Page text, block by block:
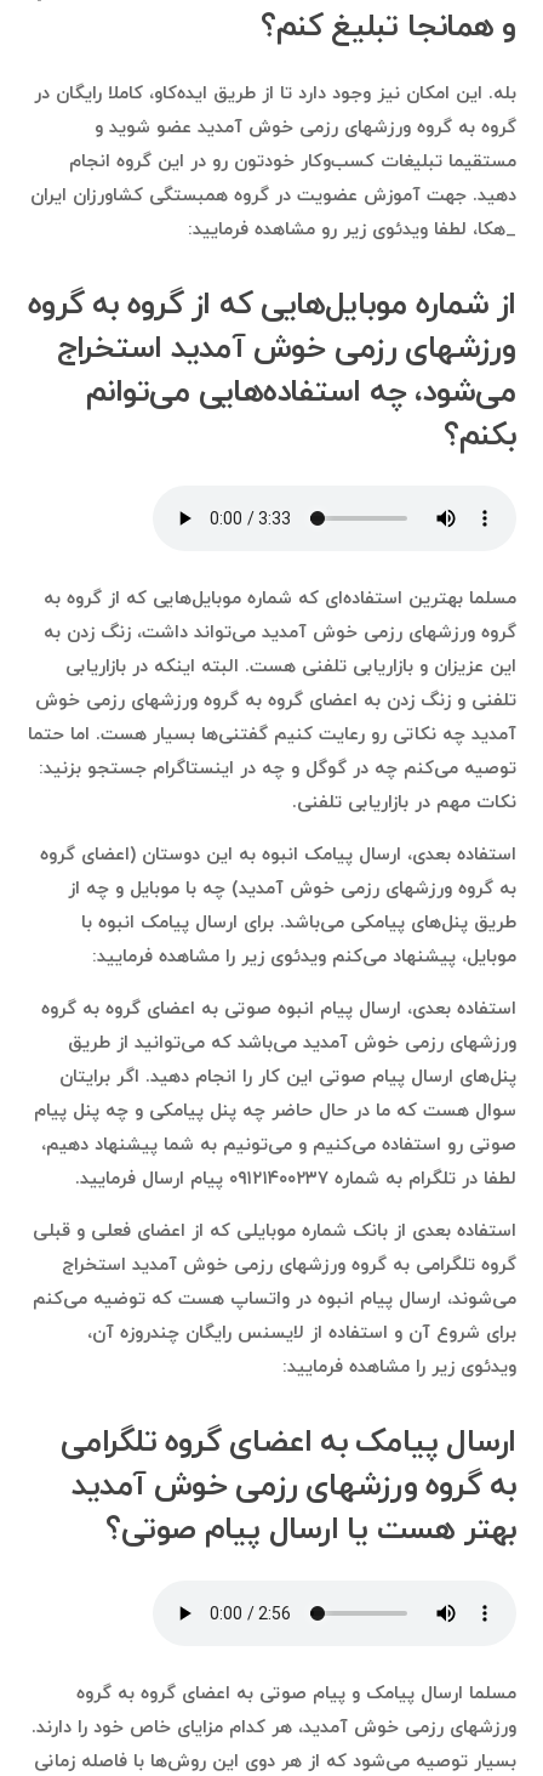
و همانجا تبلیغ کنم؟
بله. این امکان نیز وجود دارد تا از طریق ایده‌کاو، کاملا رایگان در
گروه به گروه ورزشهای رزمی خوش آمدید عضو شوید و
مستقیما تبلیغات کسب‌وکار خودتون رو در این گروه انجام
دهید. جهت آموزش عضویت در گروه همبستگی کشاورزان ایران
_هکا، لطفا ویدئوی زیر رو مشاهده فرمایید:
از شماره موبایل‌هایی که از گروه به گروه
ورزشهای رزمی خوش آمدید استخراج
می‌شود، چه استفاده‌هایی می‌توانم
بکنم؟
مسلما بهترین استفاده‌ای که شماره موبایل‌هایی که از گروه به
گروه ورزشهای رزمی خوش آمدید می‌تواند داشت، زنگ زدن به
این عزیزان و بازاریابی تلفنی هست. البته اینکه در بازاریابی
تلفنی و زنگ زدن به اعضای گروه به گروه ورزشهای رزمی خوش
آمدید چه نکاتی رو رعایت کنیم گفتنی‌ها بسیار هست. اما حتما
توصیه می‌کنم چه در گوگل و چه در اینستاگرام جستجو بزنید:
نکات مهم در بازاریابی تلفنی.
استفاده بعدی، ارسال پیامک انبوه به این دوستان (اعضای گروه
به گروه ورزشهای رزمی خوش آمدید) چه با موبایل و چه از
طریق پنل‌های پیامکی می‌باشد. برای ارسال پیامک انبوه با
موبایل، پیشنهاد می‌کنم ویدئوی زیر را مشاهده فرمایید:
استفاده بعدی، ارسال پیام انبوه صوتی به اعضای گروه به گروه
ورزشهای رزمی خوش آمدید می‌باشد که می‌توانید از طریق
پنل‌های ارسال پیام صوتی این کار را انجام دهید. اگر برایتان
سوال هست که ما در حال حاضر چه پنل پیامکی و چه پنل پیام
صوتی رو استفاده می‌کنیم و می‌تونیم به شما پیشنهاد دهیم،
لطفا در تلگرام به شماره ۰۹۱۲۱۴۰۰۲۳۷ پیام ارسال فرمایید.
استفاده بعدی از بانک شماره موبایلی که از اعضای فعلی و قبلی
گروه تلگرامی به گروه ورزشهای رزمی خوش آمدید استخراج
می‌شوند، ارسال پیام انبوه در واتساپ هست که توضیه می‌کنم
برای شروع آن و استفاده از لایسنس رایگان چندروزه آن،
ویدئوی زیر را مشاهده فرمایید:
ارسال پیامک به اعضای گروه تلگرامی
به گروه ورزشهای رزمی خوش آمدید
بهتر هست یا ارسال پیام صوتی؟
مسلما ارسال پیامک و پیام صوتی به اعضای گروه به گروه
ورزشهای رزمی خوش آمدید، هر کدام مزایای خاص خود را دارند.
بسیار توصیه می‌شود که از هر دوی این روش‌ها با فاصله زمانی